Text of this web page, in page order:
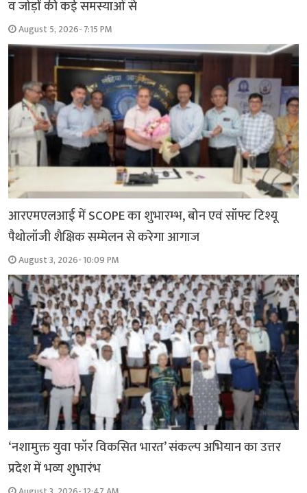
व जोड़ों की कई समस्याओं से
August 5, 2026- 7:15 PM
आरएमएलआई में SCOPE का शुभारम्भ, बोन एवं सॉफ्ट टिश्यू
पैथोलॉजी शैक्षिक सम्मेलन से करेगा आगाज
August 3, 2026- 10:09 PM
‘नशामुक्त युवा फॉर विकसित भारत’ संकल्प अभियान का उत्तर
प्रदेश में भव्य शुभारंभ